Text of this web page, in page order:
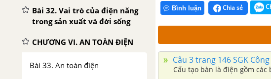
Bài 32. Vai trò của điện năng
trong sản xuất và đời sống
CHƯƠNG VI. AN TOÀN ĐIỆN
Bài 33. An toàn điện
Bình luận Chia sẻ
Câu 3 trang 146 SGK
Cấu tạo bàn là điện gồm